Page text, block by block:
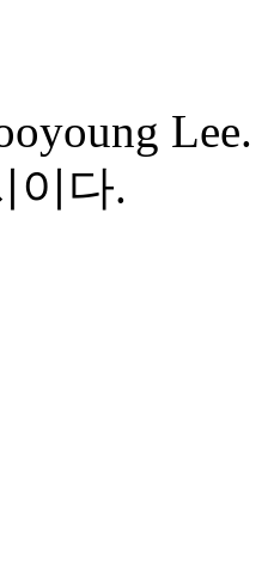
Lee.
이다.